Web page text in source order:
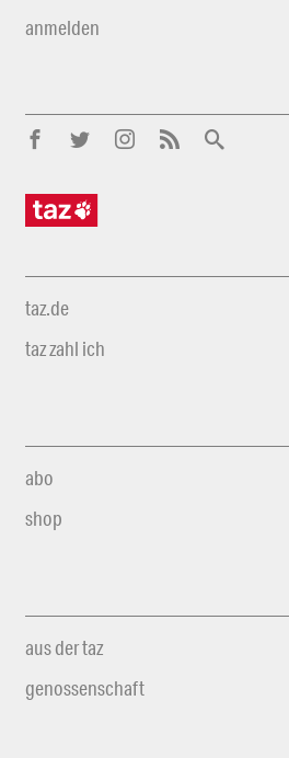
anmelden
taz.de
taz zahl ich
abo
shop
aus der taz
genossenschaft